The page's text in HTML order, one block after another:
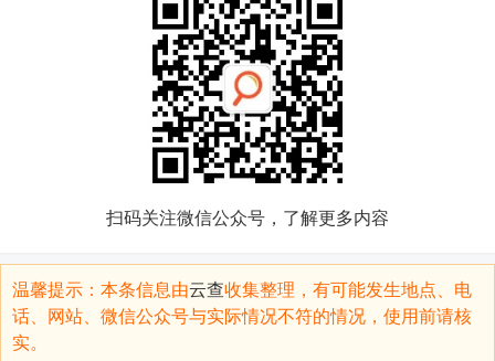
扫码关注微信公众号，了解更多内容
温馨提示：本条信息由云查收集整理，有可能发生地点、电
话、网站、微信公众号与实际情况不符的情况，使用前请核
实。